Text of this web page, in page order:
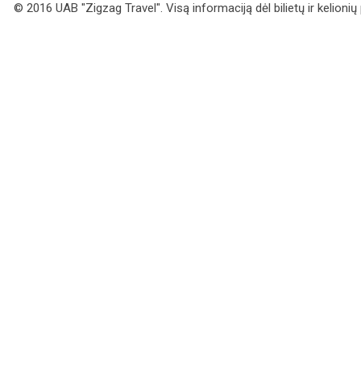
© 2016 UAB "Zigzag Travel". Visą informaciją dėl bilietų ir